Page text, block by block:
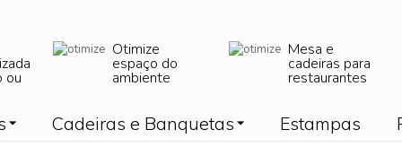
ou
Otimize
espaço do
ambiente
Mesa e
cadeiras para
restaurantes
Cadeiras e Banquetas Estampas